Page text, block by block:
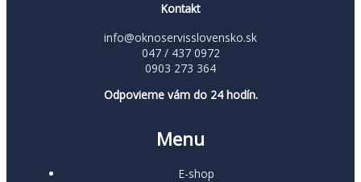
Kontakt
info@oknoservisslovensko.sk
047 / 437 0972
0903 273 364
Odpovieme vám do 24 hodín.
Menu
E-shop